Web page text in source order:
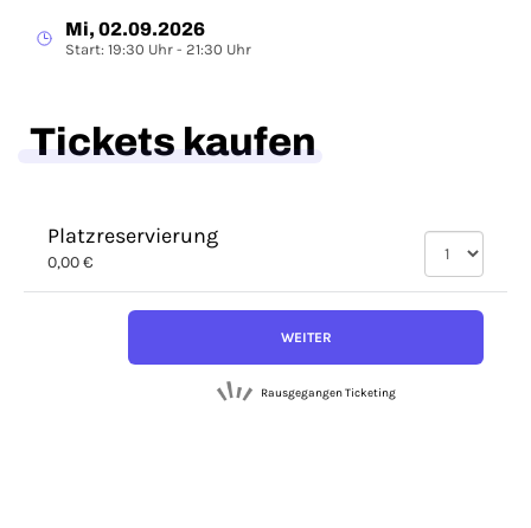
Mi, 02.09.2026
Start: 19:30 Uhr - 21:30 Uhr
Tickets kaufen
Platzreservierung
0,00 €
WEITER
Rausgegangen Ticketing